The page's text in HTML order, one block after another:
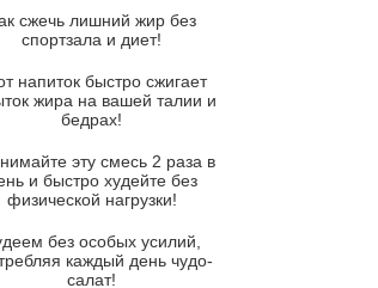
крем из цветной капусты
луковый суп
из баклажанов с моцареллой
крем-суп с кростини с
сыром
мисо с зеленым луком и
сжечь лишний жир без
спортзала и диет!
напиток быстро сжигает
жира на вашей талии и
бедрах!
эту смесь 2 раза в
и быстро худейте без
физической нагрузки!
без особых усилий,
каждый день чудо-
салат!